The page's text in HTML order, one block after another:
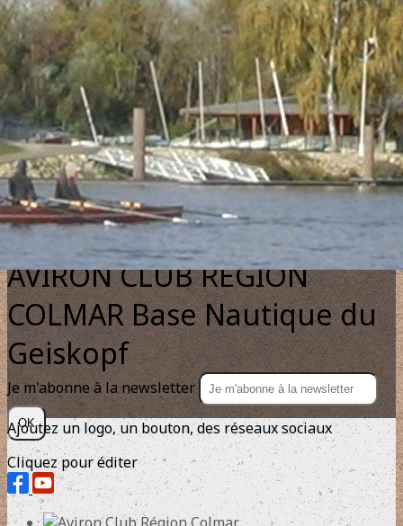
Exporter les lignes sélectionnées
Exporter toutes les colonnes
Exporter uniquement les colonnes affichées
Menu
?>
Images de la page d'accueil
Cliquez pour éditer
Texte, bouton et/ou inscription à la newsletter
Cliquez pour éditer
AVIRON CLUB REGION
COLMAR Base Nautique du
Geiskopf
Je m'abonne à la newsletter
OK
Ajoutez un logo, un bouton, des réseaux sociaux
Cliquez pour éditer